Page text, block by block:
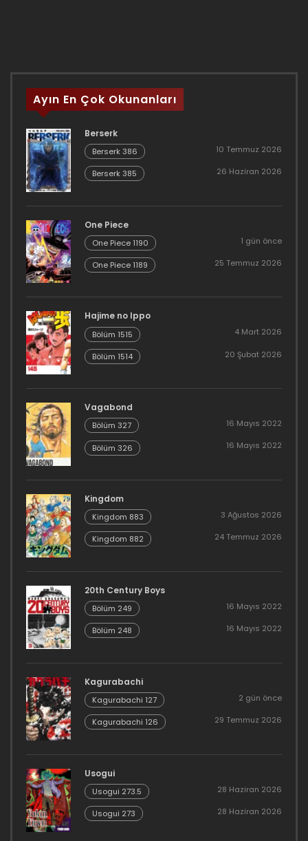
Ayın En Çok Okunanları
Berserk
Berserk 386 10 Temmuz 2026
Berserk 385 26 Haziran 2026
One Piece
One Piece 1190 1 gün önce
One Piece 1189 25 Temmuz 2026
Hajime no Ippo
Bölüm 1515 4 Mart 2026
Bölüm 1514 20 Şubat 2026
Vagabond
Bölüm 327 16 Mayıs 2022
Bölüm 326 16 Mayıs 2022
Kingdom
Kingdom 883 3 Ağustos 2026
Kingdom 882 24 Temmuz 2026
20th Century Boys
Bölüm 249 16 Mayıs 2022
Bölüm 248 16 Mayıs 2022
Kagurabachi
Kagurabachi 127 2 gün önce
Kagurabachi 126 29 Temmuz 2026
Usogui
Usogui 273.5 28 Haziran 2026
Usogui 273 28 Haziran 2026